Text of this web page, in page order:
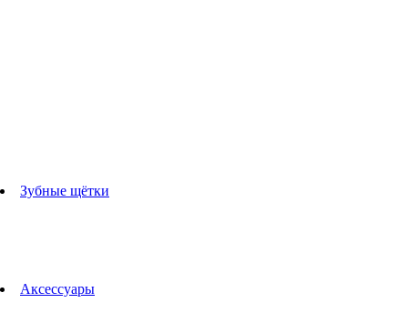
Зубные щётки
Аксессуары